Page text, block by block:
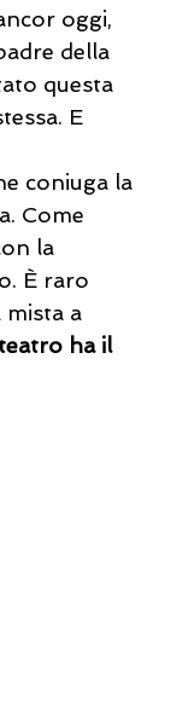
oggi,
della
questa
E
coniuga la
Come
la
È raro
mista a
ha il